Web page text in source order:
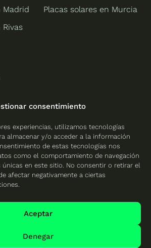
consentimiento
experiencias, utilizamos tecnologías
almacenar y/o acceder a la información
de estas tecnologías nos
como el comportamiento de navegación
en este sitio. No consentir o retirar el
afectar negativamente a ciertas
Aceptar
Denegar
Madrid
Rivas
Placas solares en Murcia